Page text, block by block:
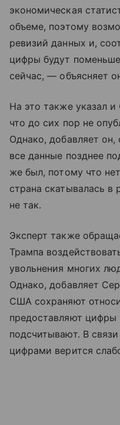
экономическая
объеме, поэтому
ревизий данных и,
цифры будут
сейчас, — объясняет
На это также указал
что до сих пор не
Однако, добавляет он,
все данные позднее
же был, потому что
страна скатывалась
не так.
Эксперт также
Трампа
увольнения многих
Однако, добавляет
США сохраняют
предоставляют цифры
подсчитывают. В
цифрами верится